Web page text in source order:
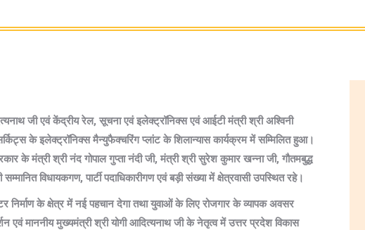
जी एवं केंद्रीय रेल, सूचना एवं इलेक्ट्रॉनिक्स एवं आईटी मंत्री श्री अश्विनी
के इलेक्ट्रॉनिक्स मैन्युफैक्चरिंग प्लांट के शिलान्यास कार्यक्रम में सम्मिलित हुआ।
के मंत्री श्री नंद गोपाल गुप्ता नंदी जी, मंत्री श्री सुरेश कुमार खन्ना जी, गौतमबुद्ध
विधायकगण, पार्टी पदाधिकारीगण एवं बड़ी संख्या में क्षेत्रवासी उपस्थित रहे।
निर्माण के क्षेत्र में नई पहचान देगा तथा युवाओं के लिए रोजगार के व्यापक अवसर
एवं माननीय मुख्यमंत्री श्री योगी आदित्यनाथ जी के नेतृत्व में उत्तर प्रदेश विकास